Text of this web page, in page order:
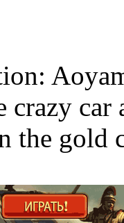
car
the gold